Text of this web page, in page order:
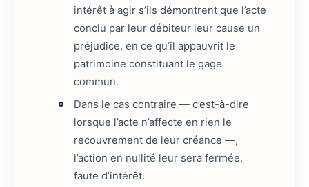
intérêt à agir s’ils démontrent que l’acte
conclu par leur débiteur leur cause un
préjudice, en ce qu’il appauvrit le
patrimoine constituant le gage
commun.
Dans le cas contraire — c’est-à-dire
lorsque l’acte n’affecte en rien le
recouvrement de leur créance —,
l’action en nullité leur sera fermée,
faute d’intérêt.